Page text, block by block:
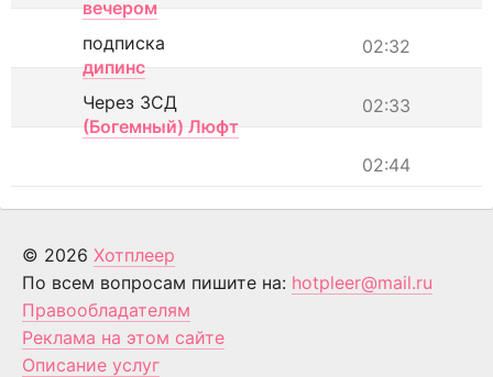
вечером
02:32
подписка
дипинс
02:33
Через ЗСД
(Богемный) Люфт
02:44
© 2026 Хотплеер
По всем вопросам пишите на: hotpleer@mail.ru
Правообладателям
Реклама на этом сайте
Описание услуг